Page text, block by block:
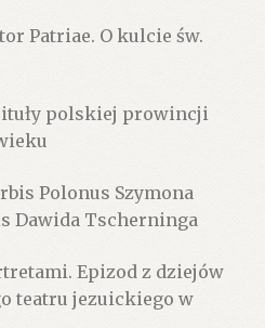
Patriae. O kulcie św.
polskiej prowincji
Polonus Szymona
Dawida Tscherninga
Epizod z dziejów
teatru jezuickiego w